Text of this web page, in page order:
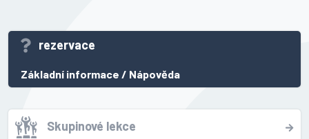
rezervace
Základní informace / Nápověda
Skupinové lekce